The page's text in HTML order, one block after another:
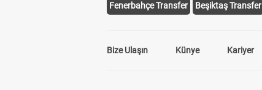
Fenerbahçe Transfer Beşiktaş Transfer
Bize Ulaşın Künye Kariyer